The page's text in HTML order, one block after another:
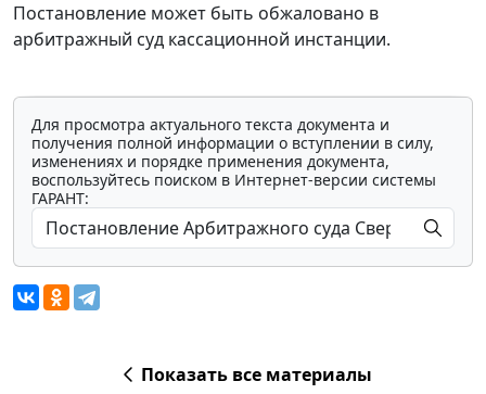
Постановление может быть обжаловано в
арбитражный суд кассационной инстанции.
Для просмотра актуального текста документа и
получения полной информации о вступлении в силу,
изменениях и порядке применения документа,
воспользуйтесь поиском в Интернет-версии системы
ГАРАНТ:
Показать все материалы